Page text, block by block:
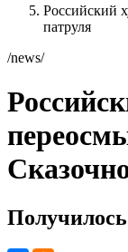
Российский
патруля
/news/